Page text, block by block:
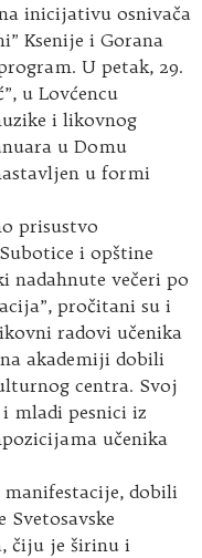
inicijativu osnivača
Ksenije i Gorana
U petak, 29.
u Lovćencu
i likovnog
u Domu
u formi
prisustvo
i opštine
nadahnute večeri po
pročitani su i
radovi učenika
akademiji dobili
centra. Svoj
mladi pesnici iz
učenika
dobili
Svetosavske
čiju je širinu i